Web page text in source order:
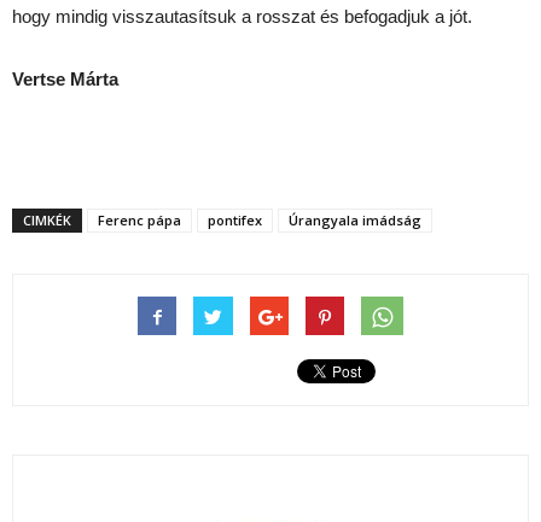
hogy mindig visszautasítsuk a rosszat és befogadjuk a jót.
Vertse Márta
CIMKÉK Ferenc pápa pontifex Úrangyala imádság